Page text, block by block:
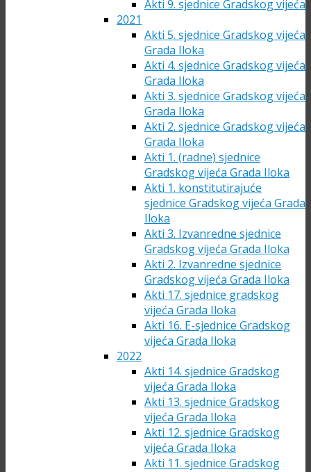
Akti 9. sjednice Gradskog vijeća
2021
Akti 5. sjednice Gradskog vijeća
Grada Iloka
Akti 4. sjednice Gradskog vijeća
Grada Iloka
Akti 3. sjednice Gradskog vijeća
Grada Iloka
Akti 2. sjednice Gradskog vijeća
Grada Iloka
Akti 1. (radne) sjednice
Gradskog vijeća Grada Iloka
Akti 1. konstitutirajuće
sjednice Gradskog vijeća Grada
Iloka
Akti 3. Izvanredne sjednice
Gradskog vijeća Grada Iloka
Akti 2. Izvanredne sjednice
Gradskog vijeća Grada Iloka
Akti 17. sjednice gradskog
vijeća Grada Iloka
Akti 16. E-sjednice Gradskog
vijeća Grada Iloka
2022
Akti 14. sjednice Gradskog
vijeća Grada Iloka
Akti 13. sjednice Gradskog
vijeća Grada Iloka
Akti 12. sjednice Gradskog
vijeća Grada Iloka
Akti 11. sjednice Gradskog